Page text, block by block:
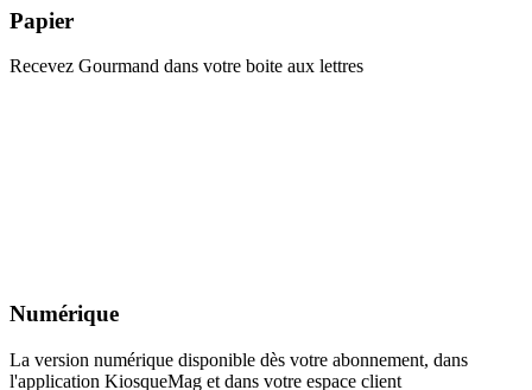
Papier
Recevez Gourmand dans votre boite aux lettres
Numérique
La version numérique disponible dès votre abonnement, dans
l'application KiosqueMag et dans votre espace client